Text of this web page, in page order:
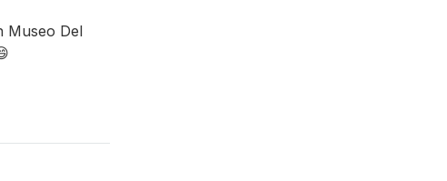
Museo Del